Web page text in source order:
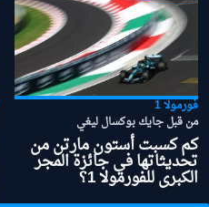
فورمولا 1
من قبل جايك بوكسال ليغي
كم كسبت أستون مارتن من
تحديثاتها في جائزة المجر
الكبرى للفورمولا 1؟